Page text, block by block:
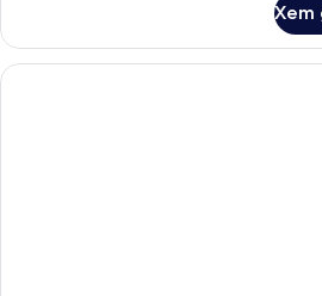
giường
đơn,
quang
Phòng
phong
cách
Xem